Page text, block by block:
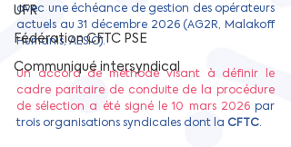
UFR
Fédération CFTC PSE
Communiqué intersyndical
avec une échéance de gestion des opérateurs
actuels au 31 décembre 2026 (AG2R, Malakoff
Humanis, AESIO).
Un accord de méthode visant à définir le
cadre paritaire de conduite de la procédure
de sélection a été signé le 10 mars 2026 par
trois organisations syndicales dont la CFTC.